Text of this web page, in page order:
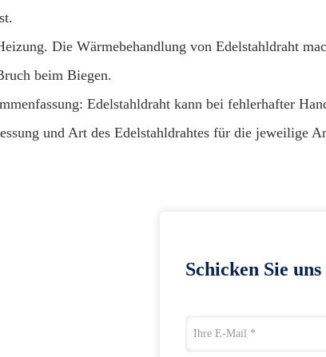
Die Wärmebehandlung von Edelstahldraht
beim Biegen.
Edelstahldraht kann bei fehlerhafter
und Art des Edelstahldrahtes für die jeweilige
Schicken Sie